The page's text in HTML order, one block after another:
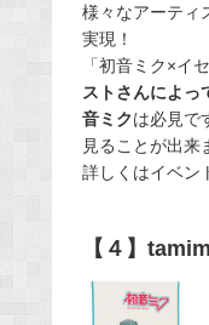
様々なアーティ
実現！
「初音ミク×イ
ストさんによっ
音ミクは必見で
見ることが出来
詳しくはイベン
【４】